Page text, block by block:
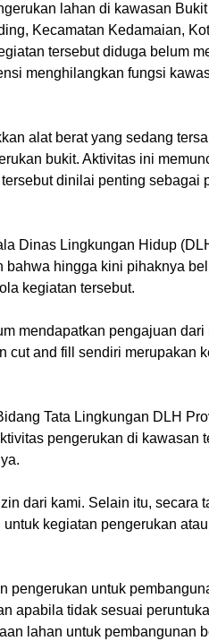
lahan di kawasan
Kecamatan Kedamaian,
tersebut diduga belum
menghilangkan fungsi
alat berat yang sedang
bukit. Aktivitas ini
dinilai penting sebagai
Dinas Lingkungan Hidup
bahwa hingga kini pihaknya
kegiatan tersebut.
mendapatkan pengajuan dari
cut and fill sendiri merupakan
Tata Lingkungan DLH
pengerukan di kawasan
dari kami. Selain itu, secara
kegiatan pengerukan
pengerukan untuk
apabila tidak sesuai
lahan untuk pembangunan